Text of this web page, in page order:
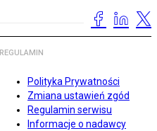
REGULAMIN
Polityka Prywatności
Zmiana ustawień zgód
Regulamin serwisu
Informacje o nadawcy